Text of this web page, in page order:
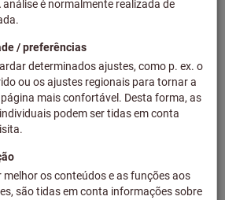
N.º do artigo: 231740
58 variantes
a partir de
105,98 €
mais IVA à taxa atualPreços mais
custos de entrega